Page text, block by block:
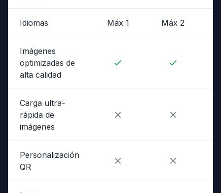
Idiomas Máx 1 Máx 2
Imágenes
optimizadas de
alta calidad
Carga ultra-
rápida de
imágenes
Personalización
QR